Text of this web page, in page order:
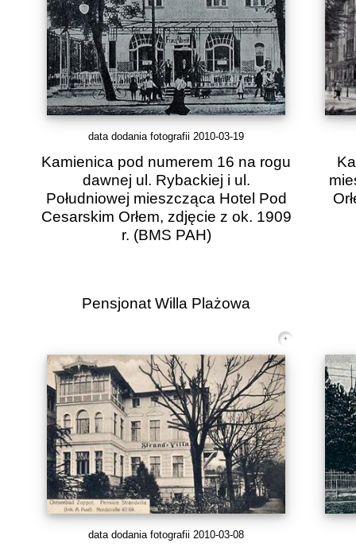
data dodania fotografii 2010-03-19
Kamienica pod numerem 16 na rogu
dawnej ul. Rybackiej i ul.
Południowej mieszcząca Hotel Pod
Cesarskim Orłem, zdjęcie z ok. 1909
r. (BMS PAH)
Pensjonat Willa Plażowa
data dodania fotografii 2010-03-08